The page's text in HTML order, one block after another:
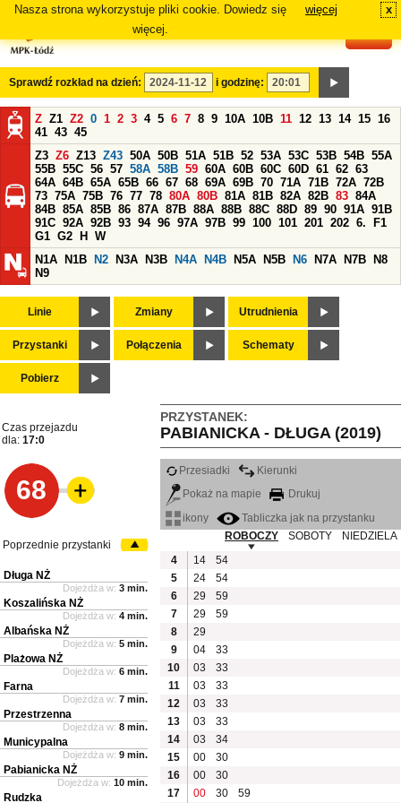
Nasza strona wykorzystuje pliki cookie. Dowiedz się
więcej.
więcej x
Sprawdź rozkład na dzień: i godzinę:
Z Z1 Z2 0 1 2 3 4 5 6 7 8 9 10A 10B 11 12 13 14 15 16
41 43 45
Z3 Z6 Z13 Z43 50A 50B 51A 51B 52 53A 53C 53B 54B 55A
55B 55C 56 57 58A 58B 59 60A 60B 60C 60D 61 62 63
64A 64B 65A 65B 66 67 68 69A 69B 70 71A 71B 72A 72B
73 75A 75B 76 77 78 80A 80B 81A 81B 82A 82B 83 84A
84B 85A 85B 86 87A 87B 88A 88B 88C 88D 89 90 91A 91B
91C 92A 92B 93 94 96 97A 97B 99 100 101 201 202 6.
F1
G1 G2 H
W
N1A
N1B N2 N3A N3B N4A N4B N5A N5B N6 N7A N7B
N8
N9
Linie Zmiany Utrudnienia
Przystanki Połączenia Schematy
Pobierz
PRZYSTANEK:
PABIANICKA - DŁUGA (2019)
Czas przejazdu
dla: 17:0
68
Przesiadki
Kierunki
Pokaż na mapie
Drukuj
ikony
Tabliczka jak na przystanku
ROBOCZY
SOBOTY
NIEDZIELA
4
14
54
5
24
54
6
29
59
7
29
59
8
29
9
04
33
10
03
33
11
03
33
12
03
33
13
03
33
14
03
34
15
00
30
16
00
30
17
00 30 59
Poprzednie przystanki
Długa NŻ
Dojeżdża w: 3 min.
Koszalińska NŻ
Dojeżdża w: 4 min.
Albańska NŻ
Dojeżdża w: 5 min.
Plażowa NŻ
Dojeżdża w: 6 min.
Farna
Dojeżdża w: 7 min.
Przestrzenna
Dojeżdża w: 8 min.
Municypalna
Dojeżdża w: 9 min.
Pabianicka NŻ
Dojeżdża w: 10 min.
Rudzka